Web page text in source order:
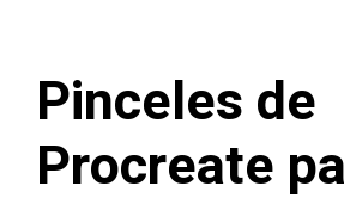
Pinceles de
Procreate